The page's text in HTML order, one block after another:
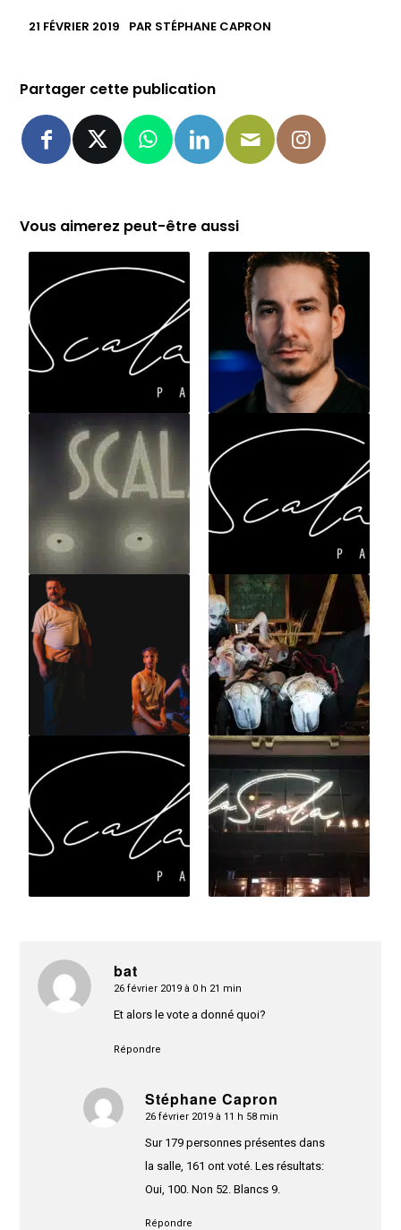
21 FÉVRIER 2019 PAR STÉPHANE CAPRON
Partager cette publication
Vous aimerez peut-être aussi
bat
dit
26 février 2019 à 0 h 21 min
Et alors le vote a donné quoi?
Répondre
Stéphane Capron
dit
26 février 2019 à 11 h 58 min
Sur 179 personnes présentes dans
la salle, 161 ont voté. Les résultats:
Oui, 100. Non 52. Blancs 9.
Répondre